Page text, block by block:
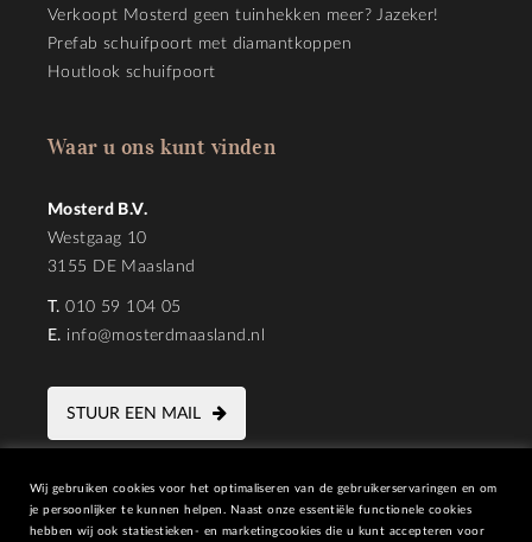
Verkoopt Mosterd geen tuinhekken meer? Jazeker!
Prefab schuifpoort met diamantkoppen
Houtlook schuifpoort
Waar u ons kunt vinden
Mosterd B.V.
Westgaag 10
3155 DE Maasland
T. 010 59 104 05
E. info@mosterdmaasland.nl
STUUR EEN MAIL
Wij gebruiken cookies voor het optimaliseren van de gebruikerservaringen en om
je persoonlijker te kunnen helpen. Naast onze essentiële functionele cookies
hebben wij ook statiestieken- en marketingcookies die u kunt accepteren voor